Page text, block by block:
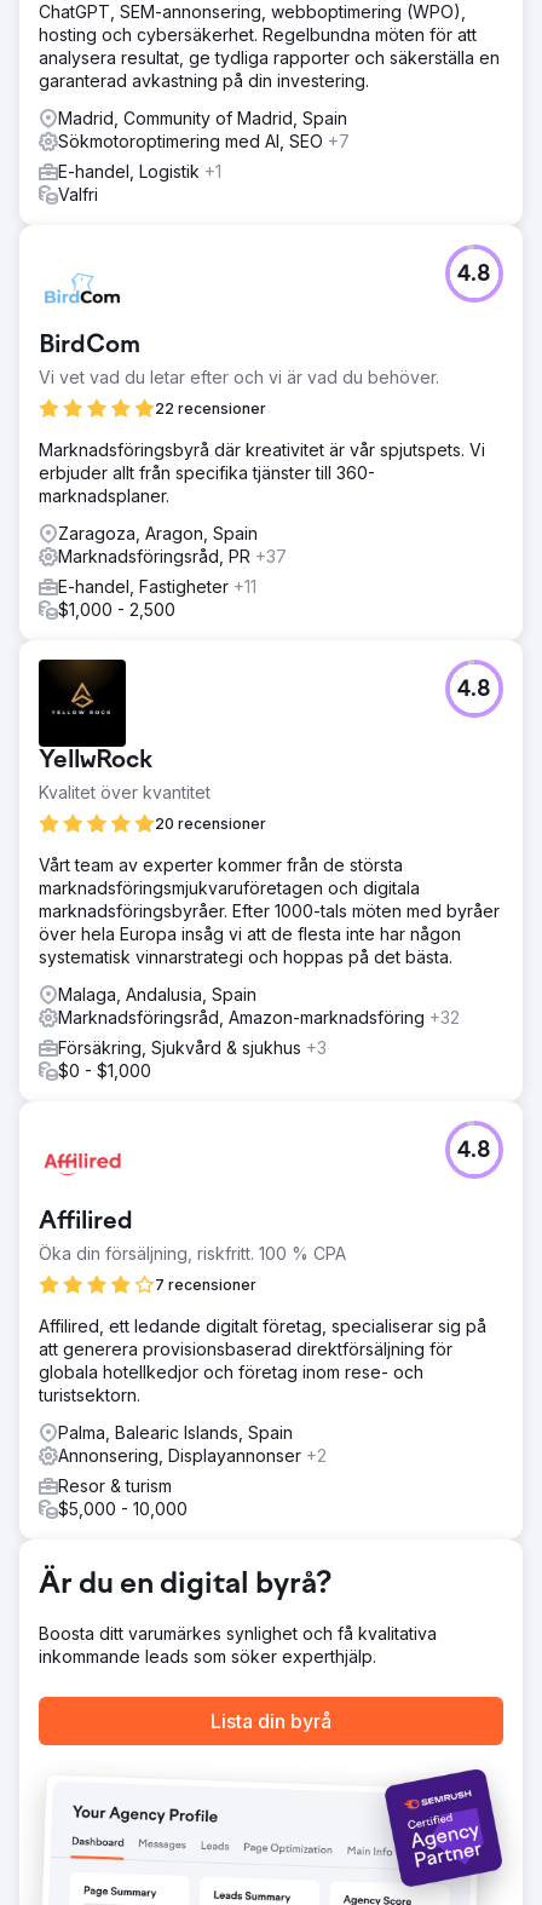
ChatGPT, SEM-annonsering, webboptimering (WPO),
hosting och cybersäkerhet. Regelbundna möten för att
analysera resultat, ge tydliga rapporter och säkerställa en
garanterad avkastning på din investering.
Madrid, Community of Madrid, Spain
Sökmotoroptimering med AI, SEO +7
E-handel, Logistik +1
Valfri
BirdCom
Vi vet vad du letar efter och vi är vad du behöver.
22 recensioner
4.8
Marknadsföringsbyrå där kreativitet är vår spjutspets. Vi
erbjuder allt från specifika tjänster till 360-
marknadsplaner.
Zaragoza, Aragon, Spain
Marknadsföringsråd, PR +37
E-handel, Fastigheter +11
$1,000 - 2,500
YellwRock
Kvalitet över kvantitet
20 recensioner
4.8
Vårt team av experter kommer från de största
marknadsföringsmjukvaruföretagen och digitala
marknadsföringsbyråer. Efter 1000-tals möten med byråer
över hela Europa insåg vi att de flesta inte har någon
systematisk vinnarstrategi och hoppas på det bästa.
Malaga, Andalusia, Spain
Marknadsföringsråd, Amazon-marknadsföring +32
Försäkring, Sjukvård & sjukhus +3
$0 - $1,000
Affilired
Öka din försäljning, riskfritt. 100 % CPA
7 recensioner
4.8
Affilired, ett ledande digitalt företag, specialiserar sig på
att generera provisionsbaserad direktförsäljning för
globala hotellkedjor och företag inom rese- och
turistsektorn.
Palma, Balearic Islands, Spain
Annonsering, Displayannonser +2
Resor & turism
$5,000 - 10,000
Är du en digital byrå?
Boosta ditt varumärkes synlighet och få kvalitativa
inkommande leads som söker experthjälp.
Lista din byrå